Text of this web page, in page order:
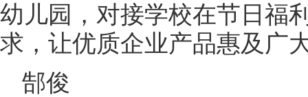
幼儿园，对接学校在节日福
求，让优质企业产品惠及广
郜俊